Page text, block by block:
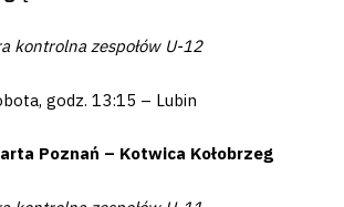
kontrolna zespołów U-12
godz. 13:15 – Lubin
Poznań – Kotwica Kołobrzeg